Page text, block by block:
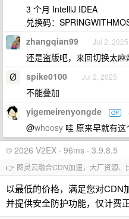
3 个月 IntelliJ IDEA
兑换码：
zhangqian99 Jul 2, 2025
还是盗版吧，来回切换太麻
spike0100 Jul 2, 2025
不能叠加
yigemeirenyongde OP
@whoosy 哇 原来早就有
© 2026 V2EX · 96ms · 3.9.8.5
👉 图灵云融合CDN加速，大厂资源、
以最低的价格，满足您对CDN
并提供安全防护功能，仅计费